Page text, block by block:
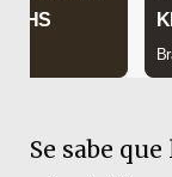
Se sabe